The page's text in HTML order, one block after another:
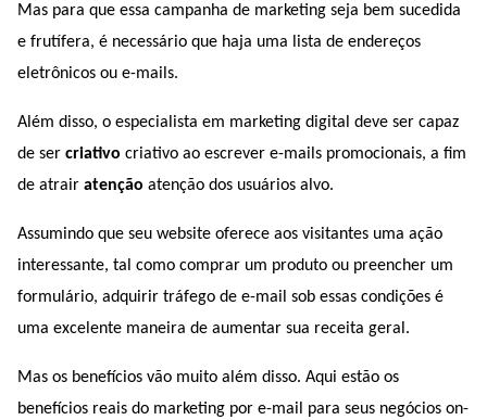
Mas para que essa campanha de marketing seja bem sucedida
e frutífera, é necessário que haja uma lista de endereços
eletrônicos ou e-mails.
Além disso, o especialista em marketing digital deve ser capaz
de ser criativo criativo ao escrever e-mails promocionais, a fim
de atrair atenção atenção dos usuários alvo.
Assumindo que seu website oferece aos visitantes uma ação
interessante, tal como comprar um produto ou preencher um
formulário, adquirir tráfego de e-mail sob essas condições é
uma excelente maneira de aumentar sua receita geral.
Mas os benefícios vão muito além disso. Aqui estão os
benefícios reais do marketing por e-mail para seus negócios on-